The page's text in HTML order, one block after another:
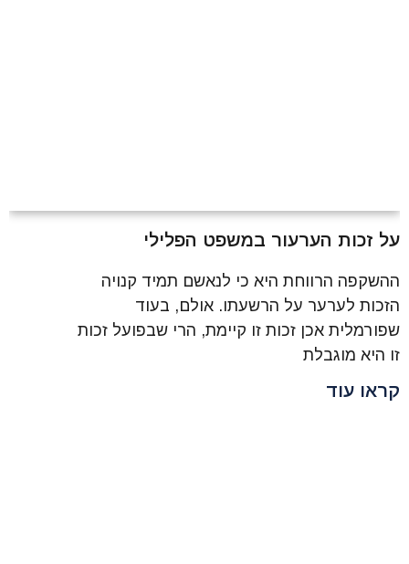
על זכות הערעור במשפט הפלילי
ההשקפה הרווחת היא כי לנאשם תמיד קנויה
הזכות לערער על הרשעתו. אולם, בעוד
שפורמלית אכן זכות זו קיימת, הרי שבפועל זכות
זו היא מוגבלת
קראו עוד